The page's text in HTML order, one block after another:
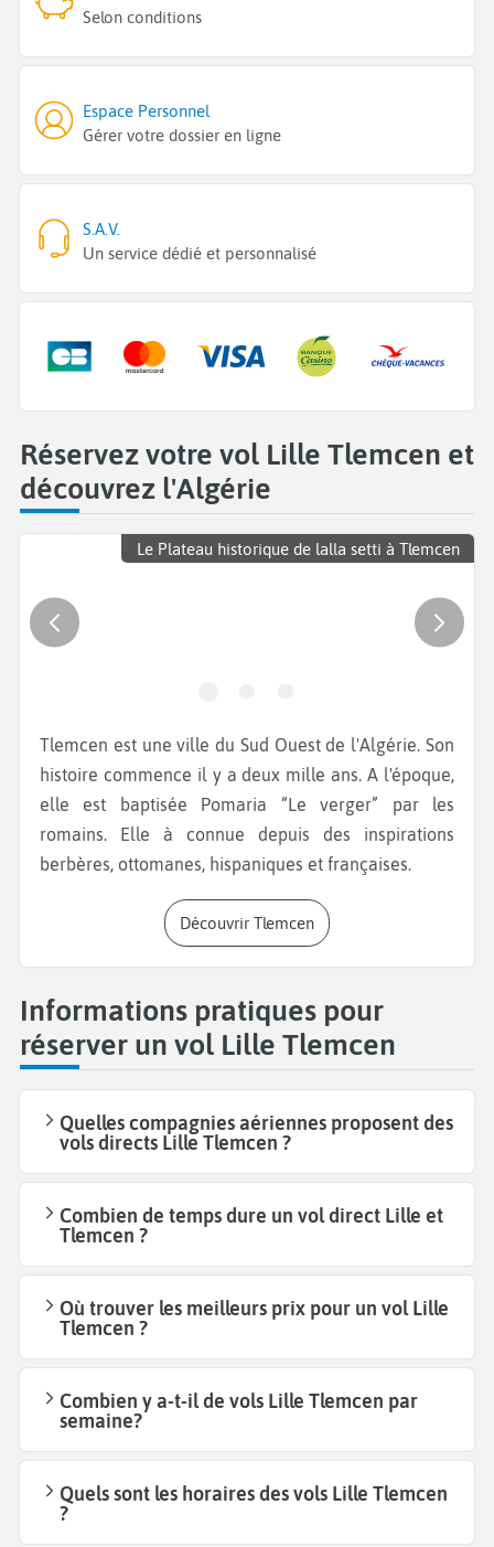
Selon conditions
Espace Personnel
Gérer votre dossier en ligne
S.A.V.
Un service dédié et personnalisé
Réservez votre vol Lille Tlemcen et
découvrez l'Algérie
Le Plateau historique de lalla setti à Tlemcen
Tlemcen est une ville du Sud Ouest de l'Algérie. Son
histoire commence il y a deux mille ans. A l'époque,
elle est baptisée Pomaria “Le verger” par les
romains. Elle à connue depuis des inspirations
berbères, ottomanes, hispaniques et françaises.
Découvrir Tlemcen
Informations pratiques pour
réserver un vol Lille Tlemcen
Quelles compagnies aériennes proposent des
vols directs Lille Tlemcen ?
Combien de temps dure un vol direct Lille et
Tlemcen ?
Où trouver les meilleurs prix pour un vol Lille
Tlemcen ?
Combien y a-t-il de vols Lille Tlemcen par
semaine?
Quels sont les horaires des vols Lille Tlemcen
?